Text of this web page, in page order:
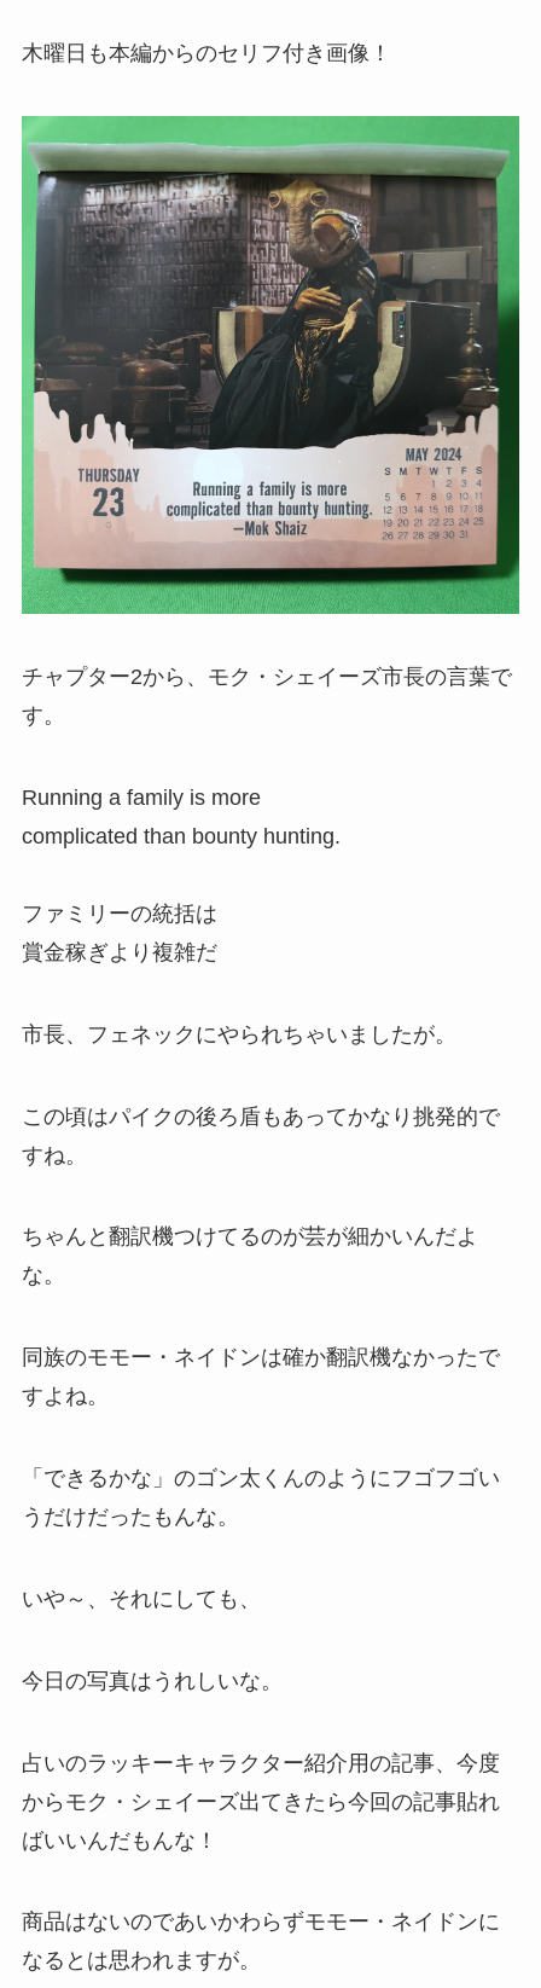
木曜日も本編からのセリフ付き画像！
チャプター2から、モク・シェイーズ市長の言葉で
す。
Running a family is more
complicated than bounty hunting.
ファミリーの統括は
賞金稼ぎより複雑だ
市長、フェネックにやられちゃいましたが。
この頃はパイクの後ろ盾もあってかなり挑発的で
すね。
ちゃんと翻訳機つけてるのが芸が細かいんだよ
な。
同族のモモー・ネイドンは確か翻訳機なかったで
すよね。
「できるかな」のゴン太くんのようにフゴフゴい
うだけだったもんな。
いや～、それにしても、
今日の写真はうれしいな。
占いのラッキーキャラクター紹介用の記事、今度
からモク・シェイーズ出てきたら今回の記事貼れ
ばいいんだもんな！
商品はないのであいかわらずモモー・ネイドンに
なるとは思われますが。